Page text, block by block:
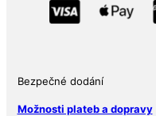
množství
Bezpečné dodání
Možnosti plateb a dopravy